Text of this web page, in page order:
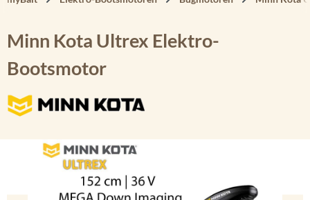
Minn Kota Ultrex Elektro-
Bootsmotor
Bildergalerie überspringen